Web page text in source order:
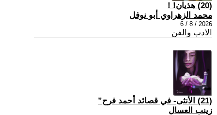
(20) هذيان! !
محمد الزهراوي أبو نوفل
2026 / 8 / 6
الادب والفن
(21) الأنثى- في قصائد أحمد فرح”
زينب العسال